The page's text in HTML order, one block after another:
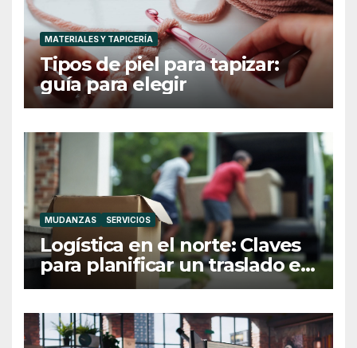
MATERIALES Y TAPICERÍA
Tipos de piel para tapizar:
guía para elegir
MUDANZAS SERVICIOS
Logística en el norte: Claves
para planificar un traslado en
Galicia